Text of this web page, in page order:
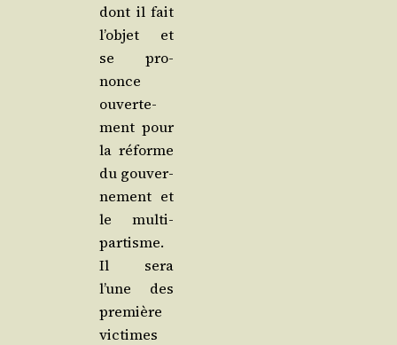
dont il fait
l’ob­jet et
se pro­
nonce
ouver­te­
ment pour
la réforme
du gou­ver­
ne­ment et
le mul­ti­
par­tisme.
Il sera
l’une des
pre­mière
vic­times